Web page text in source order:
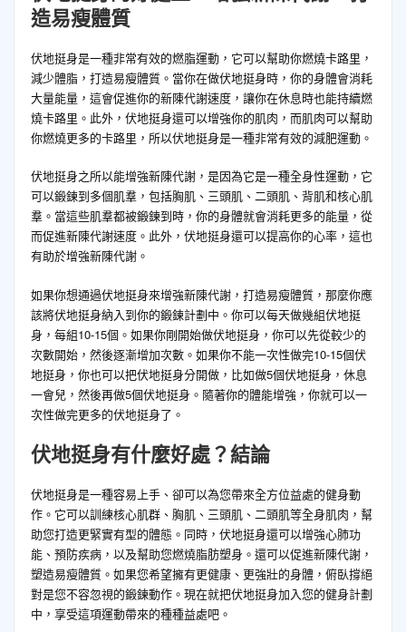
造易瘦體質
伏地挺身是一種非常有效的燃脂運動，它可以幫助你燃燒卡路里，
減少體脂，打造易瘦體質。當你在做伏地挺身時，你的身體會消耗
大量能量，這會促進你的新陳代謝速度，讓你在休息時也能持續燃
燒卡路里。此外，伏地挺身還可以增強你的肌肉，而肌肉可以幫助
你燃燒更多的卡路里，所以伏地挺身是一種非常有效的減肥運動。
伏地挺身之所以能增強新陳代謝，是因為它是一種全身性運動，它
可以鍛鍊到多個肌羣，包括胸肌、三頭肌、二頭肌、背肌和核心肌
羣。當這些肌羣都被鍛鍊到時，你的身體就會消耗更多的能量，從
而促進新陳代謝速度。此外，伏地挺身還可以提高你的心率，這也
有助於增強新陳代謝。
如果你想通過伏地挺身來增強新陳代謝，打造易瘦體質，那麼你應
該將伏地挺身納入到你的鍛鍊計劃中。你可以每天做幾組伏地挺
身，每組10-15個。如果你剛開始做伏地挺身，你可以先從較少的
次數開始，然後逐漸增加次數。如果你不能一次性做完10-15個伏
地挺身，你也可以把伏地挺身分開做，比如做5個伏地挺身，休息
一會兒，然後再做5個伏地挺身。隨著你的體能增強，你就可以一
次性做完更多的伏地挺身了。
伏地挺身有什麼好處？結論
伏地挺身是一種容易上手、卻可以為您帶來全方位益處的健身動
作。它可以訓練核心肌群、胸肌、三頭肌、二頭肌等全身肌肉，幫
助您打造更緊實有型的體態。同時，伏地挺身還可以增強心肺功
能、預防疾病，以及幫助您燃燒脂肪塑身。還可以促進新陳代謝，
塑造易瘦體質。如果您希望擁有更健康、更強壯的身體，俯臥撐絕
對是您不容忽視的鍛鍊動作。現在就把伏地挺身加入您的健身計劃
中，享受這項運動帶來的種種益處吧。